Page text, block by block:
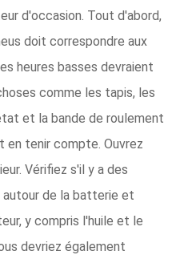
d'occasion. Tout d'abord,
doit correspondre aux
heures basses devraient
comme les tapis, les
et la bande de roulement
en tenir compte. Ouvrez
Vérifiez s'il y a des
autour de la batterie et
y compris l'huile et le
devriez également